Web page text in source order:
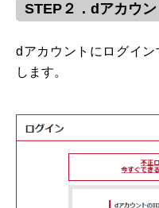
STEP２．dアカウ
dアカウントにログイン
します。